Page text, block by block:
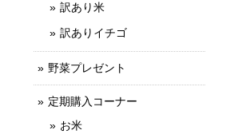
訳あり米
訳ありイチゴ
野菜プレゼント
定期購入コーナー
お米